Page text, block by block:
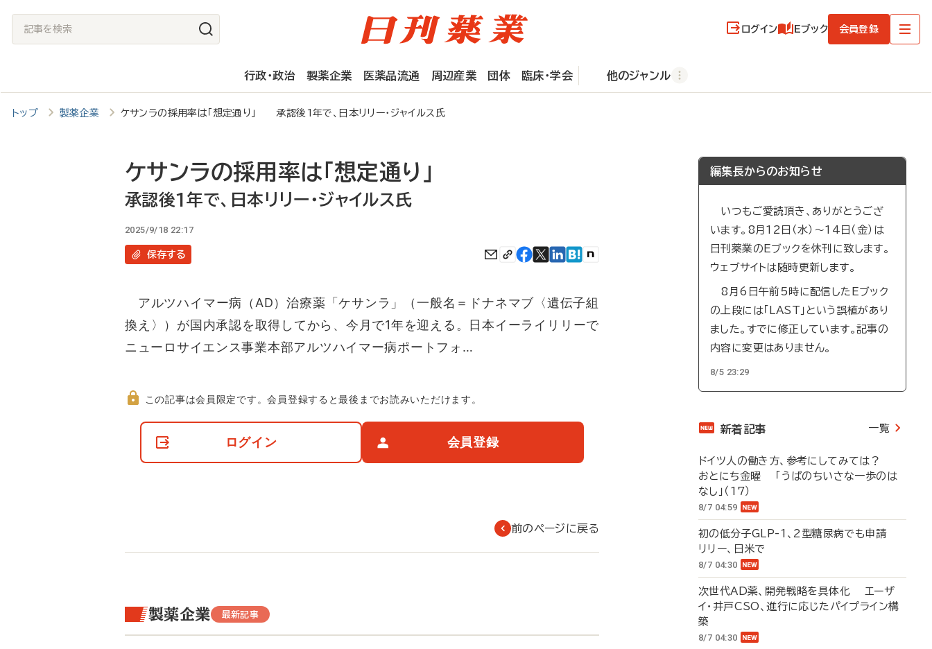
記
事
検
索
ログイン Eブック 会員登録
行政・政治 製薬企業 医薬品流通 周辺産業 団体 臨床・学会 他のジャンル
トップ 製薬企業 ケサンラの採用率は「想定通り」 承認後1年で、日本リリー・ジャイルス氏
ケサンラの採用率は「想定通り」
承認後1年で、日本リリー・ジャイルス氏
2025/9/18 22:17
保存する
アルツハイマー病（AD）治療薬「ケサンラ」（一般名＝ドナネマブ〈遺伝子組
換え〉）が国内承認を取得してから、今月で1年を迎える。日本イーライリリーで
ニューロサイエンス事業本部アルツハイマー病ポートフォ…
て
この記事は会員限定です。会員登録すると最後までお読みいただけます。
ログイン 会員登録
前のページに戻る
製薬企業 最新記事
編集長からのお知らせ
いつもご愛読頂き、ありがとうござ
います。8月12日（水）～14日（金）は
日刊薬業のEブックを休刊に致します。
ウェブサイトは随時更新します。
8月6日午前5時に配信したEブック
の上段には「LAST」という誤植があり
ました。すでに修正しています。記事の
内容に変更はありません。
8/5 23:29
新着記事 一覧
ドイツ人の働き方、参考にしてみては？
おとにち金曜 「うぱのちいさな一歩のは
なし」（17）
8/7 04:59
初の低分子GLP-1、2型糖尿病でも申請
リリー、日米で
8/7 04:30
次世代AD薬、開発戦略を具体化 エーザ
イ・井戸CSO、進行に応じたパイプライン構
築
8/7 04:30